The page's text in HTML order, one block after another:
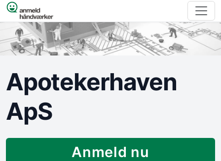
Spring til indhold
Apotekerhaven
ApS
Anmeld nu